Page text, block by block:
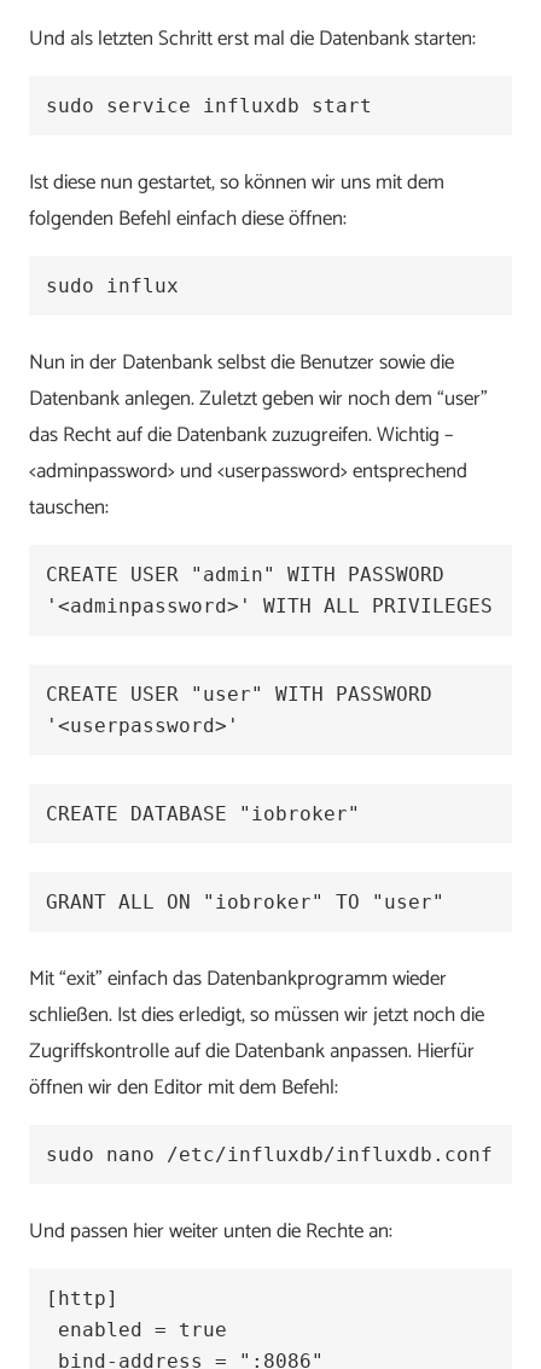
Und als letzten Schritt erst mal die Datenbank starten:
sudo service influxdb start
Ist diese nun gestartet, so können wir uns mit dem
folgenden Befehl einfach diese öffnen:
sudo influx
Nun in der Datenbank selbst die Benutzer sowie die
Datenbank anlegen. Zuletzt geben wir noch dem “user”
das Recht auf die Datenbank zuzugreifen. Wichtig –
<adminpassword> und <userpassword> entsprechend
tauschen:
CREATE USER "admin" WITH PASSWORD
'<adminpassword>' WITH ALL PRIVILEGES
CREATE USER "user" WITH PASSWORD
'<userpassword>'
CREATE DATABASE "iobroker"
GRANT ALL ON "iobroker" TO "user"
Mit “exit” einfach das Datenbankprogramm wieder
schließen. Ist dies erledigt, so müssen wir jetzt noch die
Zugriffskontrolle auf die Datenbank anpassen. Hierfür
öffnen wir den Editor mit dem Befehl:
sudo nano /etc/influxdb/influxdb.conf
Und passen hier weiter unten die Rechte an:
[http]